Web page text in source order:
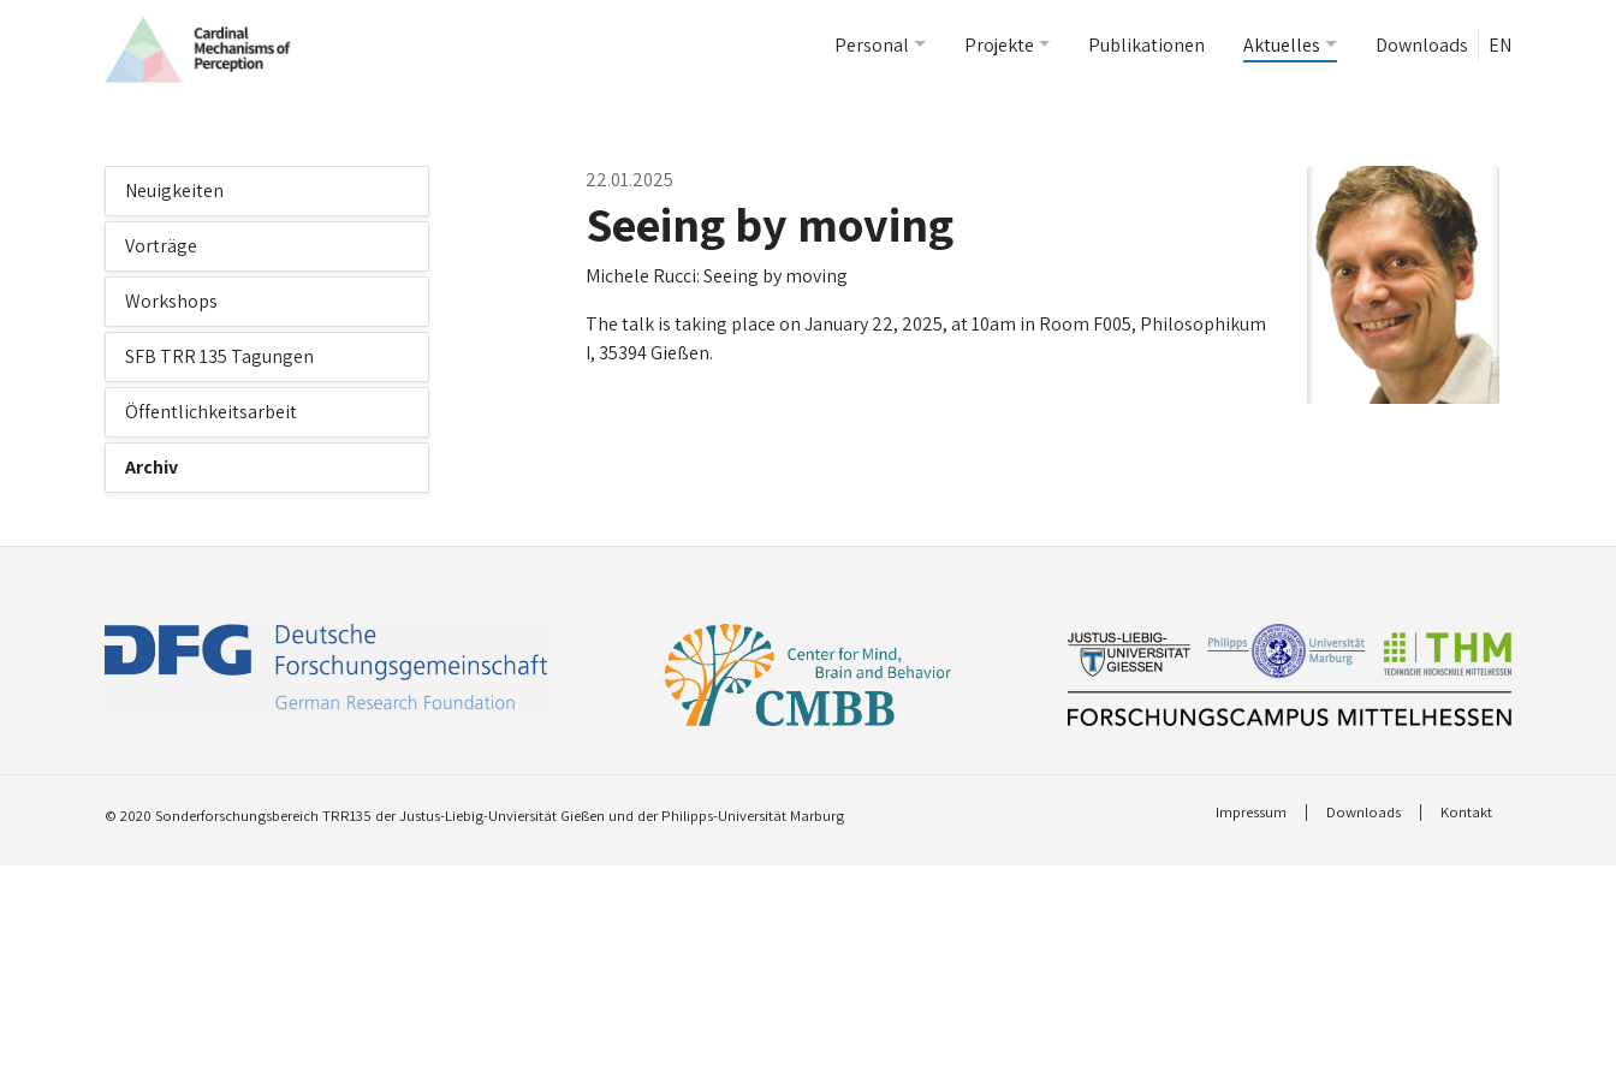
Personal Projekte Publikationen Aktuelles Downloads EN
Neuigkeiten
Vorträge
Workshops
SFB TRR 135 Tagungen
Öffentlichkeitsarbeit
Archiv
22.01.2025
Seeing by moving
Michele Rucci: Seeing by moving
The talk is taking place on January 22, 2025, at 10am in Room F005, Philosophikum
I, 35394 Gießen.
© 2020 Sonderforschungsbereich TRR135 der Justus-Liebig-Unviersität Gießen und der Philipps-Universität Marburg Impressum Downloads Kontakt